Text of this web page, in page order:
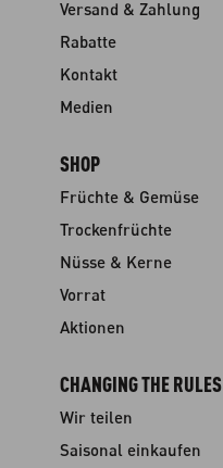
Versand & Zahlung
Rabatte
Kontakt
Medien
SHOP
Früchte & Gemüse
Trockenfrüchte
Nüsse & Kerne
Vorrat
Aktionen
CHANGING THE RULES
Wir teilen
Saisonal einkaufen